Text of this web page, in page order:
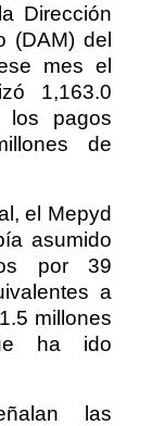
Dirección
(DAM) del
mes el
1,163.0
los pagos
de
el Mepyd
asumido
por 39
a
millones
ha ido
las